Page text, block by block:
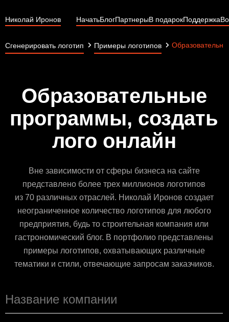
Николай Иронов НачатьБлогПартнерыВ подарокПоддержка
Сгенерировать логотип Примеры логотипов
Образовательные
программы, создать
лого онлайн
Вне зависимости от сферы бизнеса на сайте
представлено более трех миллионов логотипов
из 70 различных отраслей. Николай Иронов создает
неограниченное количество логотипов для любого
предприятия, будь то строительная компания или
гастрономический блог. В портфолио представлены
примеры логотипов, охватывающих различные
тематики и стили, отвечающие запросам заказчиков.